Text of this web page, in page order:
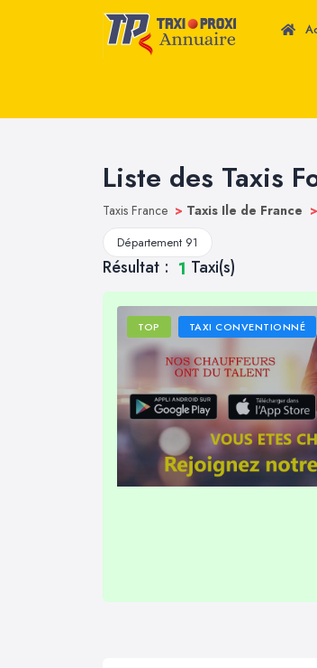
Liste des Taxis
Taxis France > Taxis Ile de France >
Département 91
Résultat : 1 Taxi(s)
TOP TAXI CONVENTIONNÉ